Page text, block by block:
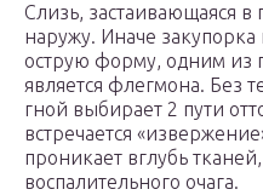
Слизь, застаивающаяся
наружу. Иначе
острую форму, одним из
является флегмона. Без
гной выбирает 2 пути
встречается
проникает вглубь
воспалительного очага.